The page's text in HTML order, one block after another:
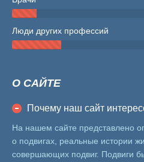
Люди других профессий
О САЙТЕ
Почему наш сайт
На нашем сайте представлено
о подвигах, реальные истории
совершающих подвиг. Подвиги